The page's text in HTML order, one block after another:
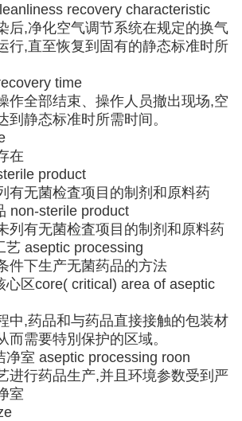
recovery characteristic
后,净化空气调节系统在规定的换气
行,直至恢复到固有的静态标准时所
time
作全部结束、操作人员撤出现场,空
到静态标准时所需时间。
在
product
有无菌检査项目的制剂和原料药
non-sterile product
列有无菌检査项目的制剂和原料药
艺 aseptic processing
件下生产无菌药品的方法
心区core( critical) area of aseptic
中,药品和与药品直接接触的包装材
而需要特別保护的区域。
净室 aseptic processing roon
进行药品生产,并且环境参数受到严
室